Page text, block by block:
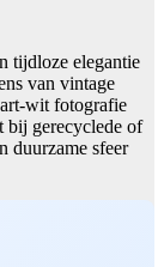
tijdloze elegantie
van vintage
wit fotografie
bij gerecyclede of
duurzame sfeer